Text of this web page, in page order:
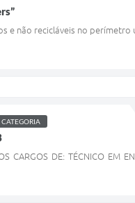
e não recicláveis no
CATEGORIA
CARGOS DE: TÉCNICO EM